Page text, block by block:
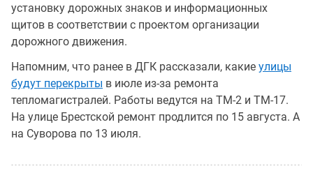
установку дорожных знаков и информационных
щитов в соответствии с проектом организации
дорожного движения.
Напомним, что ранее в ДГК рассказали, какие улицы
будут перекрыты в июле из-за ремонта
тепломагистралей. Работы ведутся на ТМ-2 и ТМ-17.
На улице Брестской ремонт продлится по 15 августа. А
на Суворова по 13 июля.